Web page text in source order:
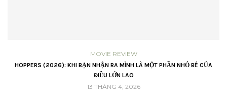
MOVIE REVIEW
HOPPERS (2026): KHI BẠN NHẬN RA MÌNH LÀ MỘT PHẦN NHỎ BÉ CỦA
ĐIỀU LỚN LAO
13 THÁNG 4, 2026